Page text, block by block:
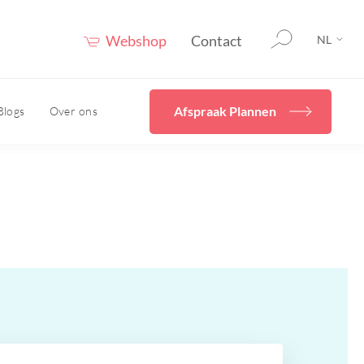
Webshop Contact NL
verbeteren met Skincare
Over ons Afspraak Plannen